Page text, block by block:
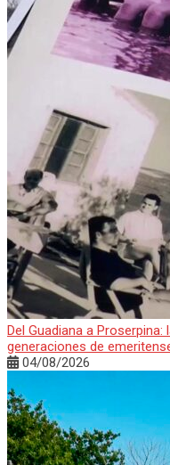
Del Guadiana a
generaciones de
04/08/2026